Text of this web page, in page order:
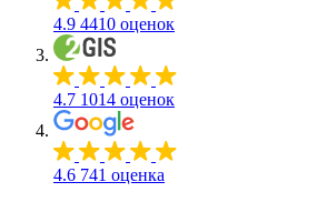
4.9 4410 оценок
4.7 1014 оценок
4.6 741 оценка